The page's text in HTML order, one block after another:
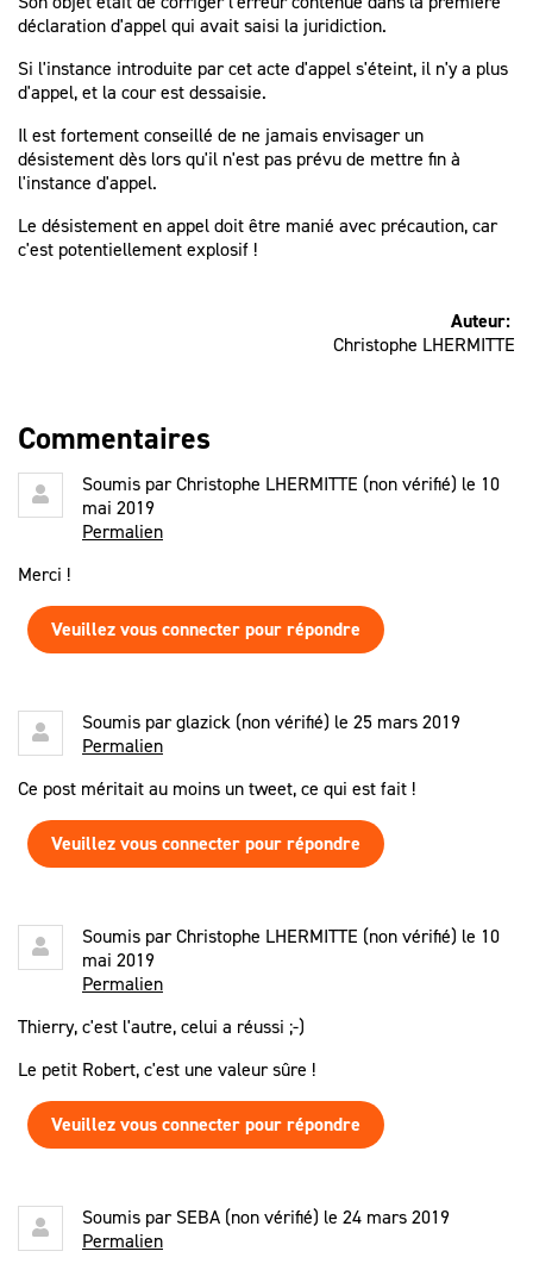
déclaration d'appel qui avait saisi la juridiction.
Si l'instance introduite par cet acte d'appel s'éteint, il n'y a plus
d'appel, et la cour est dessaisie.
Il est fortement conseillé de ne jamais envisager un
désistement dès lors qu'il n'est pas prévu de mettre fin à
l'instance d'appel.
Le désistement en appel doit être manié avec précaution, car
c'est potentiellement explosif !
Auteur:
Christophe LHERMITTE
Commentaires
Soumis parChristophe LHERMITTE (non vérifié) le 10
mai 2019
Permalien
Merci !
Veuillez vous connecter pour répondre
Soumis parglazick (non vérifié) le 25 mars 2019
Permalien
Ce post méritait au moins un tweet, ce qui est fait !
Veuillez vous connecter pour répondre
Soumis parChristophe LHERMITTE (non vérifié) le 10
mai 2019
Permalien
Thierry, c'est l'autre, celui a réussi ;-)
Le petit Robert, c'est une valeur sûre !
Veuillez vous connecter pour répondre
Soumis parSEBA (non vérifié) le 24 mars 2019
Permalien